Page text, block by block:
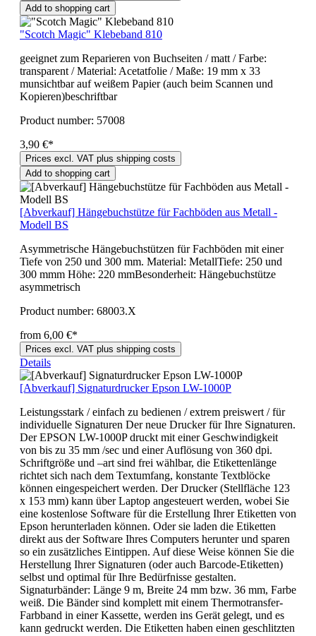
Add to shopping cart
"Scotch Magic" Klebeband 810
geeignet zum Reparieren von Buchseiten / matt / Farbe:
transparent / Material: Acetatfolie / Maße: 19 mm x 33
munsichtbar auf weißem Papier (auch beim Scannen und
Kopieren)beschriftbar
Product number: 57008
3,90 €*
Prices excl. VAT plus shipping costs
Add to shopping cart
[Abverkauf] Hängebuchstütze für Fachböden aus Metall -
Modell BS
Asymmetrische Hängebuchstützen für Fachböden mit einer
Tiefe von 250 und 300 mm. Material: MetallTiefe: 250 und
300 mmm Höhe: 220 mmBesonderheit: Hängebuchstütze
asymmetrisch
Product number: 68003.X
from 6,00 €*
Prices excl. VAT plus shipping costs
Details
[Abverkauf] Signaturdrucker Epson LW-1000P
Leistungsstark / einfach zu bedienen / extrem preiswert / für
individuelle Signaturen Der neue Drucker für Ihre Signaturen.
Der EPSON LW-1000P druckt mit einer Geschwindigkeit
von bis zu 35 mm /sec und einer Auflösung von 360 dpi.
Schriftgröße und –art sind frei wählbar, die Etikettenlänge
richtet sich nach dem Textumfang, konstante Textblöcke
können eingespeichert werden. Der Drucker (Stellfläche 123
x 153 mm) kann über Laptop angesteuert werden, wobei Sie
eine kostenlose Software für die Erstellung Ihrer Etiketten von
Epson herunterladen können. Oder sie laden die Etiketten
direkt aus der Software Ihres Computers herunter und sparen
so ein zusätzliches Eintippen. Auf diese Weise können Sie die
Herstellung Ihrer Signaturen (oder auch Barcode-Etiketten)
selbst und optimal für Ihre Bedürfnisse gestalten.
Signaturbänder: Länge 9 m, Breite 24 mm bzw. 36 mm, Farbe
weiß. Die Bänder sind komplett mit einem Thermotransfer-
Farbband in einer Kassette, werden ins Gerät gelegt, und es
kann gedruckt werden. Die Etiketten haben einen geschlitzten